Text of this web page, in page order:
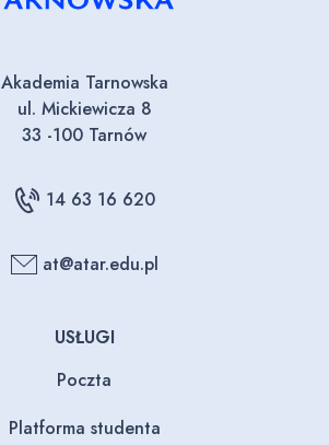
Akademia Tarnowska
ul. Mickiewicza 8
33 -100 Tarnów
14 63 16 620
at@atar.edu.pl
USŁUGI
Poczta
Platforma studenta